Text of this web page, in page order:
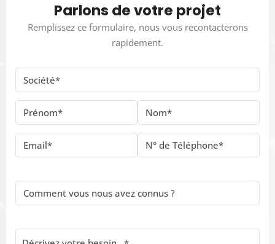
Parlons de votre projet
Remplissez ce formulaire, nous vous recontacterons
rapidement.